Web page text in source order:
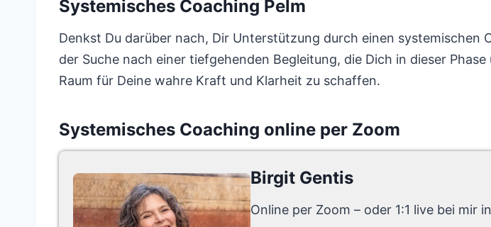
Systemisches Coaching Pelm
Denkst Du darüber nach, Dir Unterstützung durch einen systemischen
der Suche nach einer tiefgehenden Begleitung, die Dich in dieser
Raum für Deine wahre Kraft und Klarheit zu schaffen.
Systemisches Coaching online per Zoom
Birgit Gentis
Online per Zoom – oder 1:1 live bei mir